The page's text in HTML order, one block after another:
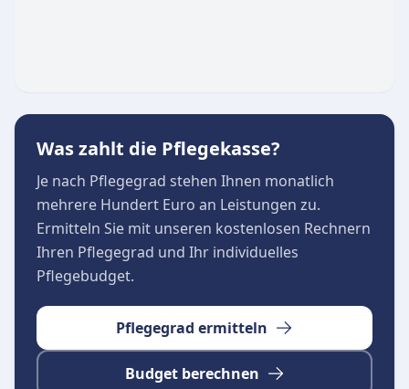
Was zahlt die Pflegekasse?
Je nach Pflegegrad stehen Ihnen monatlich
mehrere Hundert Euro an Leistungen zu.
Ermitteln Sie mit unseren kostenlosen Rechnern
Ihren Pflegegrad und Ihr individuelles
Pflegebudget.
Pflegegrad ermitteln
Budget berechnen